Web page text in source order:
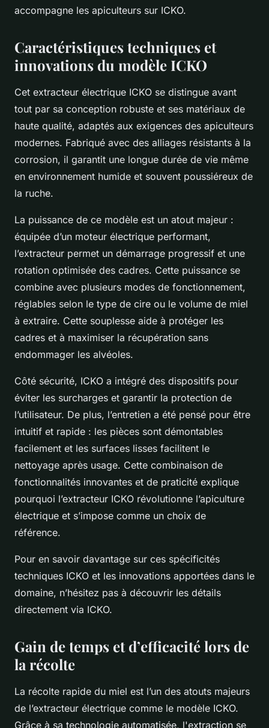
accompagne les apiculteurs sur ICKO.
Caractéristiques techniques et
innovations du modèle ICKO
Cet extracteur électrique ICKO se distingue avant
tout par sa conception robuste et ses matériaux de
haute qualité, adaptés aux exigences des apiculteurs
modernes. Fabriqué avec des alliages résistants à la
corrosion, il garantit une longue durée de vie même
en environnement humide et souvent poussiéreux de
la ruche.
La puissance de ce modèle est un atout majeur :
équipée d’un moteur électrique performant,
l’extracteur permet un démarrage progressif et une
rotation optimisée des cadres. Cette puissance se
combine avec plusieurs modes de fonctionnement,
réglables selon le type de cire ou le volume de miel
à extraire. Cette souplesse aide à protéger les
cadres et à maximiser la récupération sans
endommager les alvéoles.
Côté sécurité, ICKO a intégré des dispositifs pour
éviter les surcharges et garantir la protection de
l’utilisateur. De plus, l’entretien a été pensé pour être
intuitif et rapide : les pièces sont démontables
facilement et les surfaces lisses facilitent le
nettoyage après usage. Cette combinaison de
fonctionnalités innovantes et de praticité explique
pourquoi l’extracteur ICKO révolutionne l’apiculture
électrique et s’impose comme un choix de
référence.
Pour en savoir davantage sur ces spécificités
techniques ICKO et les innovations apportées dans le
domaine, n’hésitez pas à découvrir les détails
directement via ICKO.
Gain de temps et d’efficacité lors de
la récolte
La récolte rapide du miel est l’un des atouts majeurs
de l’extracteur électrique comme le modèle ICKO.
Grâce à sa technologie automatisée, l'extraction se